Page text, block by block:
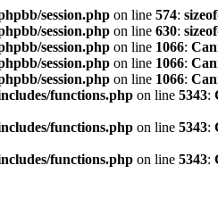
session.php on line 574:
session.php on line 630:
session.php on line 1066:
session.php on line 1066:
session.php on line 1066:
functions.php on line 5343:
functions.php on line 5343:
functions.php on line 5343: